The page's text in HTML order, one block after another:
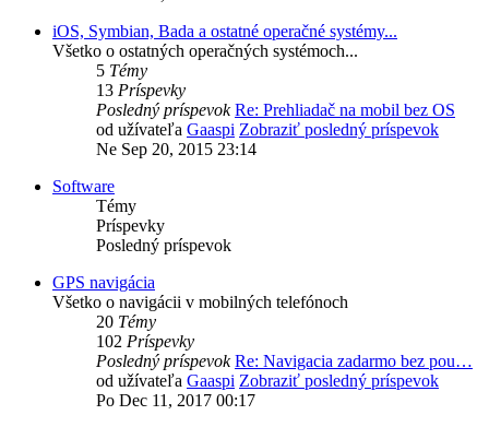
iOS, Symbian, Bada a ostatné operačné systémy...
Všetko o ostatných operačných systémoch...
5 Témy
13 Príspevky
Posledný príspevok Re: Prehliadač na mobil bez OS
od užívateľa Gaaspi Zobraziť posledný príspevok
Ne Sep 20, 2015 23:14
Software
Témy
Príspevky
Posledný príspevok
GPS navigácia
Všetko o navigácii v mobilných telefónoch
20 Témy
102 Príspevky
Posledný príspevok Re: Navigacia zadarmo bez pou…
od užívateľa Gaaspi Zobraziť posledný príspevok
Po Dec 11, 2017 00:17